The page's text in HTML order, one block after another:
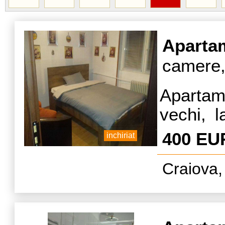
inchiriat
vechi,
de
posibila
400